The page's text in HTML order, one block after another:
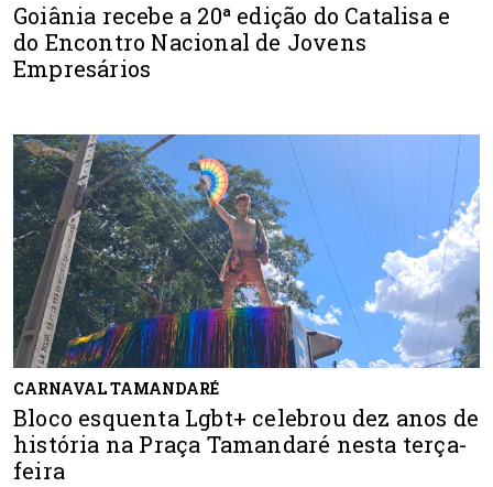
Goiânia recebe a 20ª edição do Catalisa e
do Encontro Nacional de Jovens
Empresários
CARNAVAL TAMANDARÉ
Bloco esquenta Lgbt+ celebrou dez anos de
história na Praça Tamandaré nesta terça-
feira